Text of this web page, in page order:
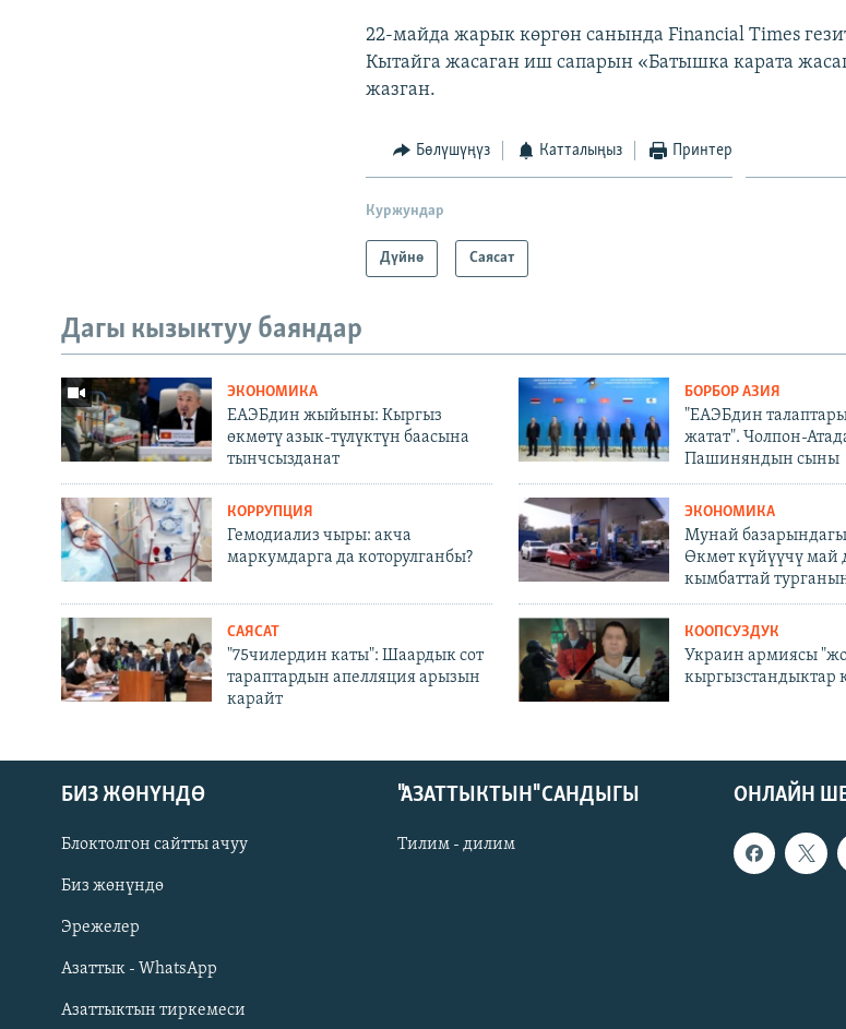
Русский
ОНЛАЙН ШЕРИНЕ
22-майда жарык көргөн санында Financial Times
Кытайга жасаган иш сапарын «Батышка карата
жазган.
Бөлүшүңүз Катталыңыз Принтер
Куржундар
Дүйнө Саясат
Дагы кызыктуу баяндар
ЭКОНОМИКА
ЕАЭБдин жыйыны: Кыргыз
өкмөтү азык-түлүктүн баасына
тынчсызданат
БОРБОР АЗИЯ
"ЕАЭБдин
жатат". Чолпон-
Пашиняндын сыны
КОРРУПЦИЯ
Гемодиализ чыры: акча
маркумдарга да которулганбы?
ЭКОНОМИКА
Мунай
Өкмөт күйүүчү май
кымбаттай
САЯСАТ
"75чилердин каты": Шаардык сот
тараптардын апелляция арызын
карайт
КООПСУЗДУК
Украин армиясы
кыргызстандыктар
ОНЛАЙН
БИЗ ЖӨНҮНДӨ
Блоктолгон сайтты ачуу
Биз жөнүндө
Эрежелер
Азаттык - WhatsApp
Азаттыктын тиркемеси
"АЗАТТЫКТЫН" САНДЫГЫ
Тилим - дилим